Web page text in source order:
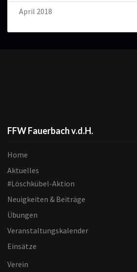
April 2018
FFW Fauerbach v.d.H.
Home
Aktuelles
#Löschkübel-Aktion
Neuigkeiten & Beiträge
Übungen
Veranstaltungskalender
Einsätze
Verein